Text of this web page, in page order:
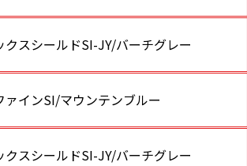
スシールドSI-JY/バーチグレー
インSI/マウンテンブルー
スシールドSI-JY/バーチグレー